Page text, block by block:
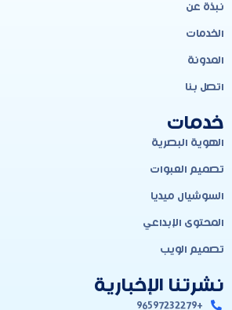
نبذة عن
الخدمات
المدونة
اتصل بنا
خدمات
الهوية البصرية
تصميم العبوات
السوشيال ميديا
المحتوى الإبداعي
تصميم الويب
نشرتنا الإخبارية
+96597232279